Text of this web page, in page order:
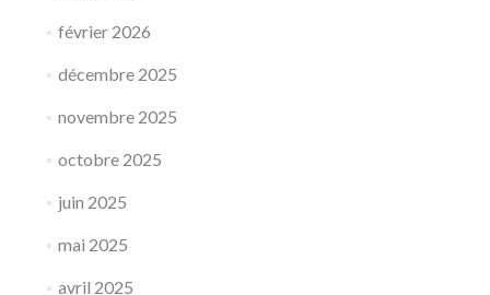
février 2026
décembre 2025
novembre 2025
octobre 2025
juin 2025
mai 2025
avril 2025